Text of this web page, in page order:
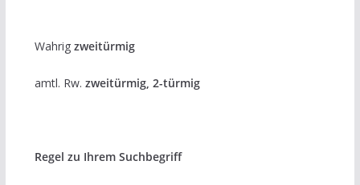
Wahrig zweitürmig
amtl. Rw. zweitürmig, 2-türmig
Regel zu Ihrem Suchbegriff